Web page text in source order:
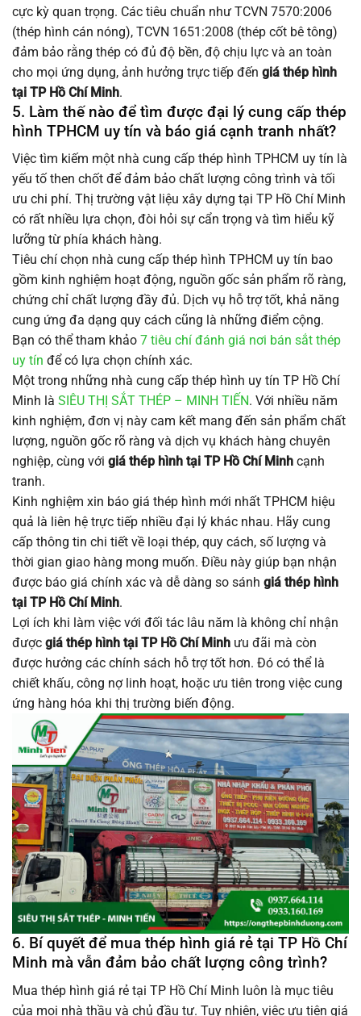
cực kỳ quan trọng. Các tiêu chuẩn như TCVN 7570:2006
(thép hình cán nóng), TCVN 1651:2008 (thép cốt bê tông)
đảm bảo rằng thép có đủ độ bền, độ chịu lực và an toàn
cho mọi ứng dụng, ảnh hưởng trực tiếp đến giá thép hình
tại TP Hồ Chí Minh.
5. Làm thế nào để tìm được đại lý cung cấp thép
hình TPHCM uy tín và báo giá cạnh tranh nhất?
Việc tìm kiếm một nhà cung cấp thép hình TPHCM uy tín là
yếu tố then chốt để đảm bảo chất lượng công trình và tối
ưu chi phí. Thị trường vật liệu xây dựng tại TP Hồ Chí Minh
có rất nhiều lựa chọn, đòi hỏi sự cẩn trọng và tìm hiểu kỹ
lưỡng từ phía khách hàng.
Tiêu chí chọn nhà cung cấp thép hình TPHCM uy tín bao
gồm kinh nghiệm hoạt động, nguồn gốc sản phẩm rõ ràng,
chứng chỉ chất lượng đầy đủ. Dịch vụ hỗ trợ tốt, khả năng
cung ứng đa dạng quy cách cũng là những điểm cộng.
Bạn có thể tham khảo 7 tiêu chí đánh giá nơi bán sắt thép
uy tín để có lựa chọn chính xác.
Một trong những nhà cung cấp thép hình uy tín TP Hồ Chí
Minh là SIÊU THỊ SẮT THÉP – MINH TIẾN. Với nhiều năm
kinh nghiệm, đơn vị này cam kết mang đến sản phẩm chất
lượng, nguồn gốc rõ ràng và dịch vụ khách hàng chuyên
nghiệp, cùng với giá thép hình tại TP Hồ Chí Minh cạnh
tranh.
Kinh nghiệm xin báo giá thép hình mới nhất TPHCM hiệu
quả là liên hệ trực tiếp nhiều đại lý khác nhau. Hãy cung
cấp thông tin chi tiết về loại thép, quy cách, số lượng và
thời gian giao hàng mong muốn. Điều này giúp bạn nhận
được báo giá chính xác và dễ dàng so sánh giá thép hình
tại TP Hồ Chí Minh.
Lợi ích khi làm việc với đối tác lâu năm là không chỉ nhận
được giá thép hình tại TP Hồ Chí Minh ưu đãi mà còn
được hưởng các chính sách hỗ trợ tốt hơn. Đó có thể là
chiết khấu, công nợ linh hoạt, hoặc ưu tiên trong việc cung
ứng hàng hóa khi thị trường biến động.
6. Bí quyết để mua thép hình giá rẻ tại TP Hồ Chí
Minh mà vẫn đảm bảo chất lượng công trình?
Mua thép hình giá rẻ tại TP Hồ Chí Minh luôn là mục tiêu
của mọi nhà thầu và chủ đầu tư. Tuy nhiên, việc ưu tiên giá